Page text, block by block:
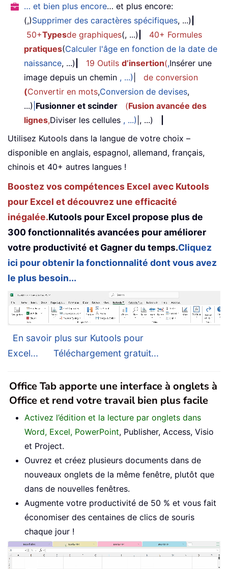
… et bien plus encore… et plus encore:
(,)Supprimer des caractères spécifiques, ...)
50+Typesde graphiques(, ...)
40+ Formules
pratiques(Calculer l'âge en fonction de la date de
naissance, ...) 19 Outils d’insertion(,Insérer une
image depuis un chemin , ...)
de conversion
(Convertir en mots,Conversion de devises,
...) Fusionner et scinder (Fusion avancée des
lignes,Diviser les cellules , ...) |, ...)
Utilisez Kutools dans la langue de votre choix –
disponible en anglais, espagnol, allemand, français,
chinois et 40+ autres langues !
Boostez vos compétences Excel avec Kutools
pour Excel et découvrez une efficacité
inégalée.Kutools pour Excel propose plus de
300 fonctionnalités avancées pour améliorer
votre productivité et Gagner du temps.Cliquez
ici pour obtenir la fonctionnalité dont vous avez
le plus besoin...
En savoir plus sur Kutools pour
Excel...
Téléchargement gratuit...
Office Tab apporte une interface à onglets à
Office et rend votre travail bien plus facile
Activez l’édition et la lecture par onglets dans
Word, Excel, PowerPoint, Publisher, Access, Visio
et Project.
Ouvrez et créez plusieurs documents dans de
nouveaux onglets de la même fenêtre, plutôt que
dans de nouvelles fenêtres.
Augmente votre productivité de 50 % et vous fait
économiser des centaines de clics de souris
chaque jour !